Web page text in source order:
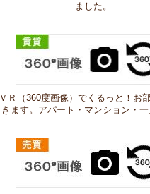
ました。
ＶＲ（360度画像）でくるっと！お
きます。アパート・マンション・